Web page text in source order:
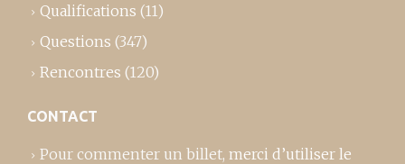
Qualifications (11)
Questions (347)
Rencontres (120)
CONTACT
Pour commenter un billet, merci d’utiliser le